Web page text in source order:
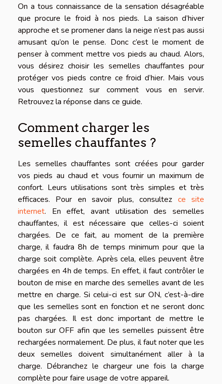
On a tous connaissance de la sensation désagréable
que procure le froid à nos pieds. La saison d’hiver
approche et se promener dans la neige n’est pas aussi
amusant qu’on le pense. Donc c’est le moment de
penser à comment mettre vos pieds au chaud. Alors,
vous désirez choisir les semelles chauffantes pour
protéger vos pieds contre ce froid d’hier. Mais vous
vous questionnez sur comment vous en servir.
Retrouvez la réponse dans ce guide.
Comment charger les
semelles chauffantes ?
Les semelles chauffantes sont créées pour garder
vos pieds au chaud et vous fournir un maximum de
confort. Leurs utilisations sont très simples et très
efficaces. Pour en savoir plus, consultez ce site
internet. En effet, avant utilisation des semelles
chauffantes, il est nécessaire que celles-ci soient
chargées. De ce fait, au moment de la première
charge, il faudra 8h de temps minimum pour que la
charge soit complète. Après cela, elles peuvent être
chargées en 4h de temps. En effet, il faut contrôler le
bouton de mise en marche des semelles avant de les
mettre en charge. Si celui-ci est sur ON, c’est-à-dire
que les semelles sont en fonction et ne seront donc
pas chargées. Il est donc important de mettre le
bouton sur OFF afin que les semelles puissent être
rechargées normalement. De plus, il faut noter que les
deux semelles doivent simultanément aller à la
charge. Débranchez le chargeur une fois la charge
complète pour faire usage de votre appareil.